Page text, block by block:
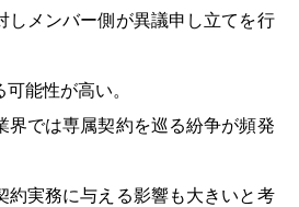
しメンバー側が異議申し立てを行
能性が高い。
界では専属契約を巡る紛争が頻発
約実務に与える影響も大きいと考